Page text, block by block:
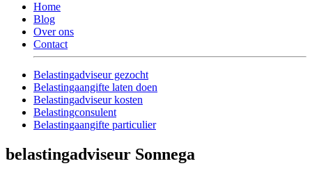
Home
Blog
Over ons
Contact
Belastingadviseur gezocht
Belastingaangifte laten doen
Belastingadviseur kosten
Belastingconsulent
Belastingaangifte particulier
belastingadviseur Sonnega